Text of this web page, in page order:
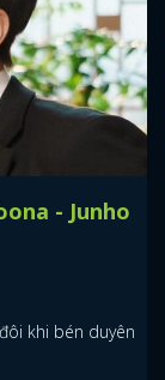
- Junho
khi bén duyên